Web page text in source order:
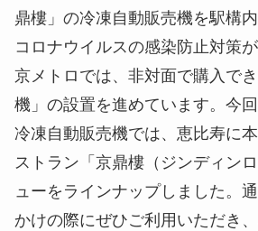
鼎樓」の冷凍自動販売機を駅構内
コロナウイルスの感染防止対策
京メトロでは、非対面で購入で
機」の設置を進めています。今
冷凍自動販売機では、恵比寿に
ストラン「京鼎樓（ジンディン
ューをラインナップしました。
かけの際にぜひご利用いただき